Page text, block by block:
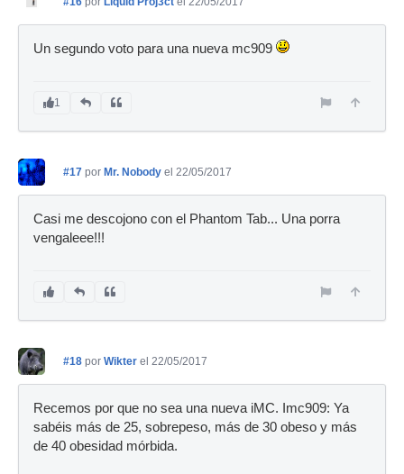
Un segundo voto para una nueva mc909
1
#17 por Mr. Nobody el 22/05/2017
Casi me descojono con el Phantom Tab... Una porra
vengaleee!!!
#18 por Wikter el 22/05/2017
Recemos por que no sea una nueva iMC. Imc909: Ya
sabéis más de 25, sobrepeso, más de 30 obeso y más
de 40 obesidad mórbida.